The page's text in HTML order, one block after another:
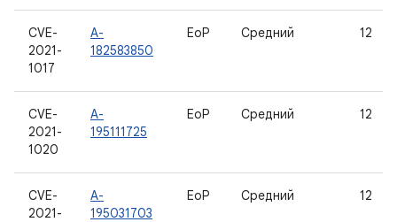
CVE-
2021-
1017
A-
182583850
EoP Средний 12
CVE-
2021-
1020
A-
195111725
EoP Средний 12
CVE-
2021-
A-
195031703
EoP Средний 12